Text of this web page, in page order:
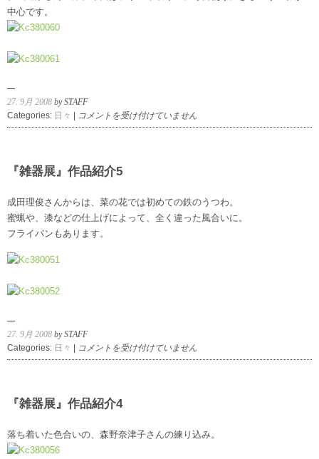
7
中心です。
27. 9月 2008 by STAFF
Categories: 日々
『雑
器
品
6
は
コメントを受け付けていません
『雑器展』作品紹介5
成田理俊さんからは、菜の花では初めての鉄のうつわ。
蜜蝋や、漆などの仕上げによって、全く違った風合いに。
フライパンもあります。
27. 9月 2008 by STAFF
Categories: 日々
『雑
器
品
コメントを受け付けていません
『雑器展』作品紹介4
落ち着いた色合いの、森野奈津子さんの練り込み。